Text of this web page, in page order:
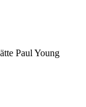
Paul Young